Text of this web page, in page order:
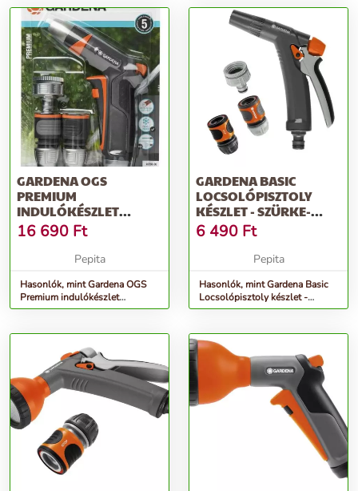
GARDENA OGS
PREMIUM
INDULÓKÉSZLET
LOCSOLÓPISZTOLLYAL -
SZÜRKE-NARANCS
16 690 Ft
Pepita
Hasonlók, mint Gardena OGS
Premium indulókészlet
Locsolópisztollyal - szürke-
GARDENA BASIC
LOCSOLÓPISZTOLY
KÉSZLET - SZÜRKE-
NARANCS
6 490 Ft
Pepita
Hasonlók, mint Gardena Basic
Locsolópisztoly készlet -
szürke-narancs